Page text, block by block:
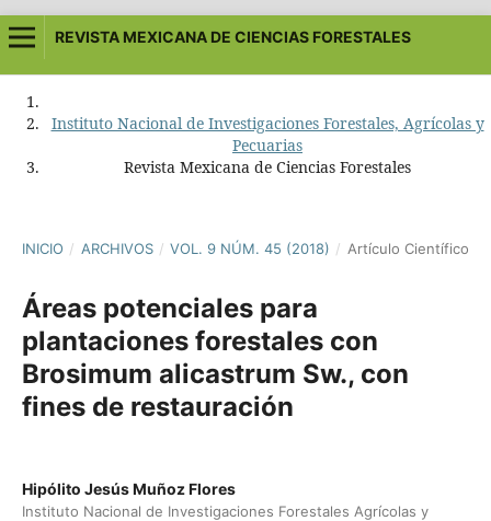
REVISTA MEXICANA DE CIENCIAS FORESTALES
Instituto Nacional de Investigaciones Forestales, Agrícolas y
Pecuarias
Revista Mexicana de Ciencias Forestales
INICIO / ARCHIVOS / VOL. 9 NÚM. 45 (2018) / Artículo Científico
Áreas potenciales para
plantaciones forestales con
Brosimum alicastrum Sw., con
fines de restauración
Hipólito Jesús Muñoz Flores
Instituto Nacional de Investigaciones Forestales Agrícolas y